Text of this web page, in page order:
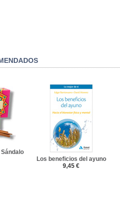
Los beneficios del ayuno
9,45 €